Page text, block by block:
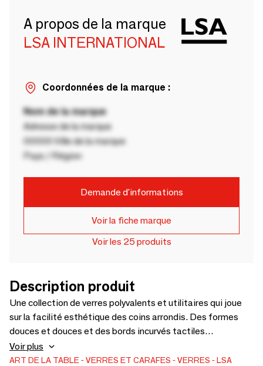
A propos de la marque
LSA INTERNATIONAL
Coordonnées de la marque :
Nom de la marque
Adresse de la marque
00000 Ville de la marque
Pays / Région
Demande d'informations
Voir la fiche marque
Voir les 25 produits
Description produit
Une collection de verres polyvalents et utilitaires qui joue
sur la facilité esthétique des coins arrondis. Des formes
douces et douces et des bords incurvés tactiles
complètent naturellement les espaces que nous habitons.
La silhouette voûtée de la collection transmet un sentiment
Voir plus
ART DE LA TABLE VERRES ET CARAFES VERRES
LSA